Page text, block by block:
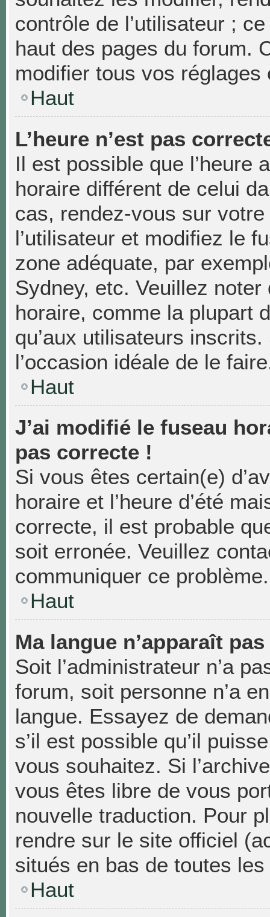
contrôle de l’utilisateur ;
haut des pages du forum.
modifier tous vos
Haut
L’heure n’est pas
Il est possible que l’heure
horaire différent de celui
cas, rendez-vous sur
l’utilisateur et modifiez le
zone adéquate, par
Sydney, etc. Veuillez
horaire, comme la plupart
qu’aux utilisateurs
l’occasion idéale de le
Haut
J’ai modifié le fuseau
pas correcte !
Si vous êtes certain(e)
horaire et l’heure d’été
correcte, il est probable
soit erronée. Veuillez
communiquer ce problème.
Haut
Ma langue n’apparaît
Soit l’administrateur n’a
forum, soit personne n’a
langue. Essayez de
s’il est possible qu’il
vous souhaitez. Si
vous êtes libre de vous
nouvelle traduction. Pour
rendre sur le site officiel
situés en bas de toutes
Haut